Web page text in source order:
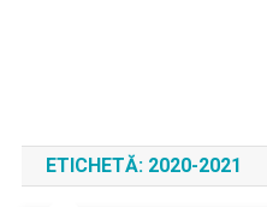
ETICHETĂ: 2020-2021